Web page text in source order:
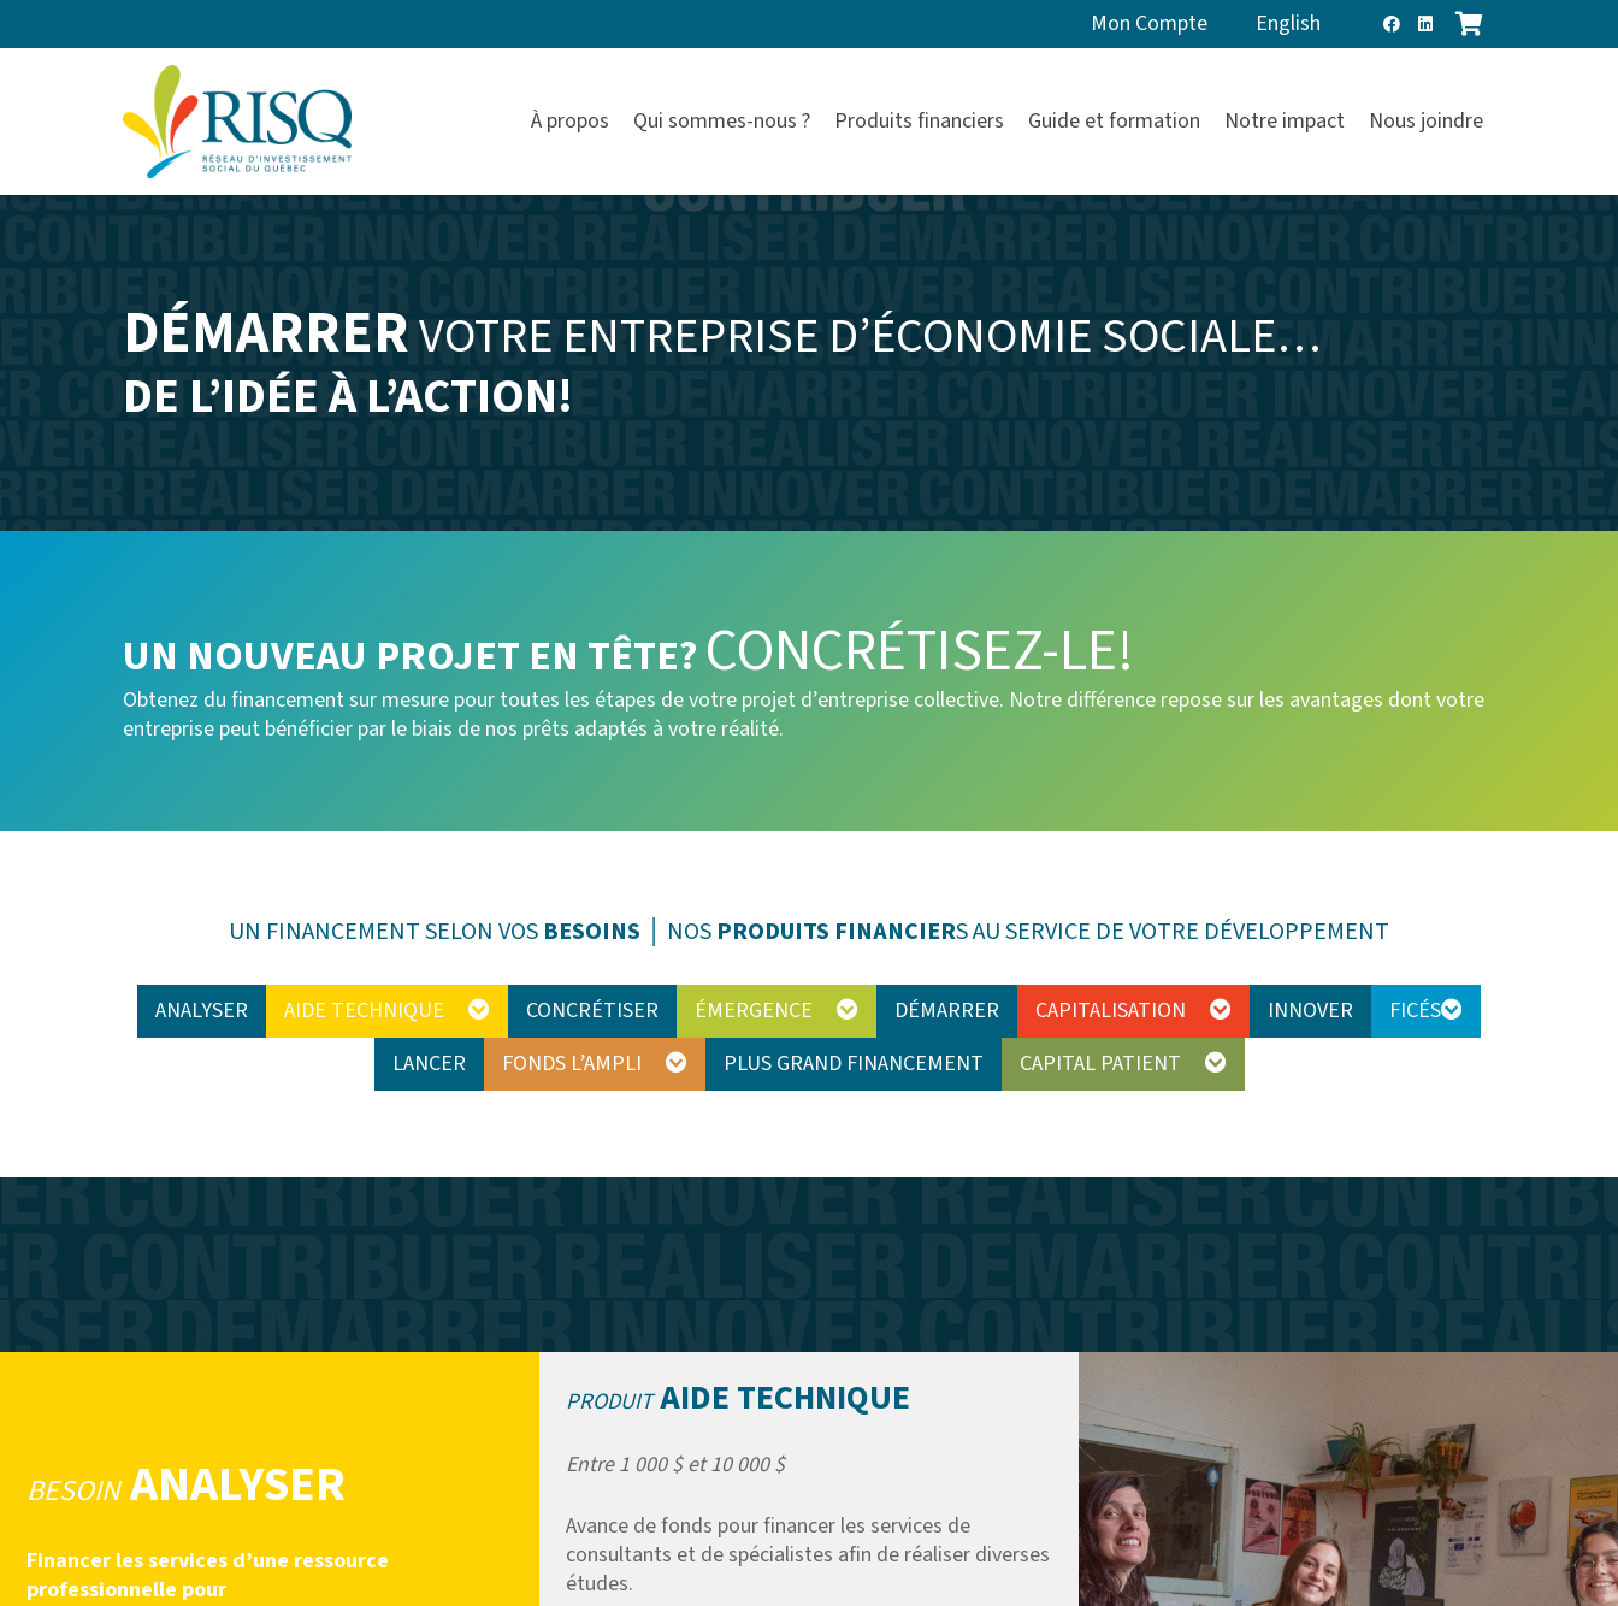
Mon Compte English
À propos Qui sommes-nous ? Produits financiers Guide et formation Notre impact Nous joindre
DÉMARRERVOTRE ENTREPRISE D’ÉCONOMIE SOCIALE…
DE L’IDÉE À L’ACTION!
UN NOUVEAU PROJET EN TÊTE? CONCRÉTISEZ-LE!
Obtenez du financement sur mesure pour toutes les étapes de votre projet d’entreprise collective. Notre différence repose sur les avantages dont votre
entreprise peut bénéficier par le biais de nos prêts adaptés à votre réalité.
UN FINANCEMENT SELON VOS BESOINS │ NOS PRODUITS FINANCIERS AU SERVICE DE VOTRE DÉVELOPPEMENT
ANALYSER AIDE TECHNIQUE CONCRÉTISER ÉMERGENCE DÉMARRER CAPITALISATION INNOVER
FICÉS
LANCER
FONDS L’AMPLI PLUS GRAND FINANCEMENT CAPITAL PATIENT
BESOINANALYSER
Financer les services d’une ressource
professionnelle pour
PRODUITAIDE TECHNIQUE
Entre 1 000 $ et 10 000 $
Avance de fonds pour financer les services de
consultants et de spécialistes afin de réaliser diverses
études.